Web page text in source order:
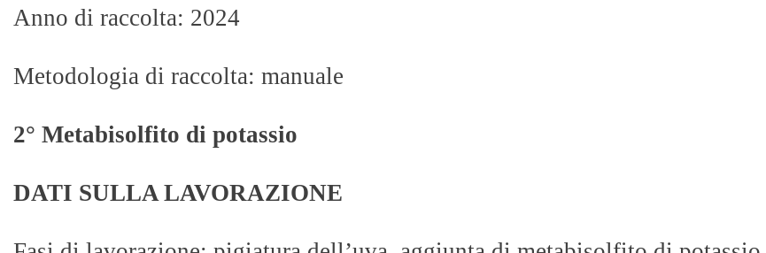
Anno di raccolta: 2024
Metodologia di raccolta: manuale
2° Metabisolfito di potassio
DATI SULLA LAVORAZIONE